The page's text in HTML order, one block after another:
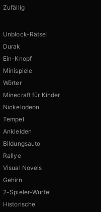
Zufällig
Unblock-Rätsel
Durak
Ein-Knopf
Minispiele
Wörter
Minecraft für Kinder
Nickelodeon
Tempel
Ankleiden
Bildungsauto
Rallye
Visual Novels
Gehirn
2-Spieler-Würfel
Historische